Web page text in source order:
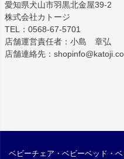
愛知県犬山市羽黒北金屋39-2
株式会社カトージ
TEL：0568-67-5701
店舗運営責任者：小島 章弘
店舗連絡先：
ベビーチェア・ベビーベッド・